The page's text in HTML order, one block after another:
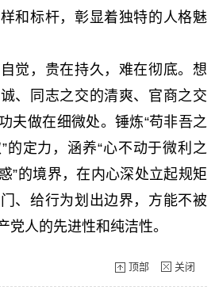
和标杆，彰显着独特的人格魅
，贵在持久，难在彻底。想
、同志之交的清爽、官商之交
夫做在细微处。锤炼“苟非吾之
的定力，涵养“心不动于微利之
”的境界，在内心深处立起规矩
、给行为划出边界，方能不被
党人的先进性和纯洁性。
顶部 关闭